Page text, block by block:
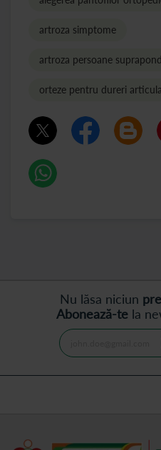
artroza simptome
artroza persoane
orteze pentru dureri
Nu lăsa niciun
Abonează-tela